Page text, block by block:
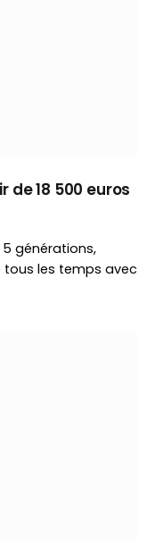
de 18 500 euros
générations,
les temps avec